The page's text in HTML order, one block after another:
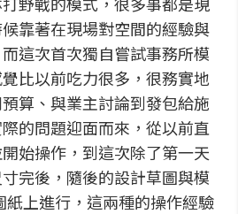
靠著在現場對空間的經驗與
這次首次獨自嘗試事務所模
比以前吃力很多，很務實地
算、與業主討論到發包給施
的問題迎面而來，從以前直
始操作，到這次除了第一天
完後，隨後的設計草圖與模
紙上進行，這兩種的操作經驗